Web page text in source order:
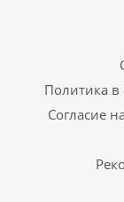
Политика
Согласие